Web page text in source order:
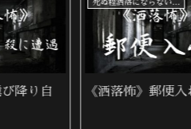
死ぬ程洒落にならない怖い話
《洒落怖》生まれつき